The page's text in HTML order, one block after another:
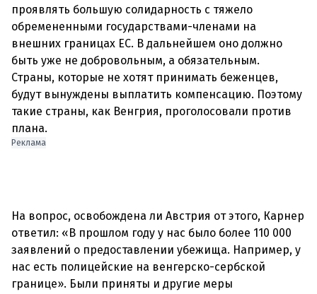
проявлять большую солидарность с тяжело
обремененными государствами-членами на
внешних границах ЕС. В дальнейшем оно должно
быть уже не добровольным, а обязательным.
Страны, которые не хотят принимать беженцев,
будут вынуждены выплатить компенсацию. Поэтому
такие страны, как Венгрия, проголосовали против
Реклама
На вопрос, освобождена ли Австрия от этого, Карнер
ответил: «В прошлом году у нас было более 110 000
заявлений о предоставлении убежища. Например, у
нас есть полицейские на венгерско-сербской
границе». Были приняты и другие меры